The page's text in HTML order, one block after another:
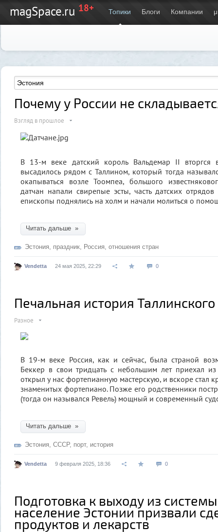
magSpace.ru 18+ Топики Блоги Компании μ
Почему у России не
Взгляд в прошлое
В 13-м веке датский король Вальдемар II вторгся
высадилось рядом с Таллином, который тогда
окапываться возле Тоомпеа, большого
датчан напали свирепые эсты, часть датских отрядов
епископы поднялись на холм и начали молиться о
Читать дальше »
Эстония, праздник, Россия, отношения стран
Vendetta 24 мая 2025, 22:29 0
Печальная история
Разное
В 19-м веке Россия, как и сейчас, была страной
Беккер в свои тридцать с небольшим лет приехал
открыл у нас фортепианную мастерскую, и вскоре стал
знаменитых фортепиано. Позже его родственники
(тогда он назывался Ревель) мощный и современный
Читать дальше »
Эстония, СССР, порт, история
Vendetta 9 февраля 2025, 18:36 0
Подготовка к выходу из
население Эстонии призвали
продуктов и лекарств